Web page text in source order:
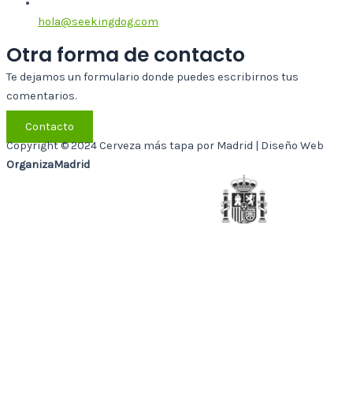
hola@seekingdog.com
Otra forma de contacto
Te dejamos un formulario donde puedes escribirnos tus
comentarios.
Contacto
Copyright © 2024 Cerveza más tapa por Madrid | Diseño Web
OrganizaMadrid